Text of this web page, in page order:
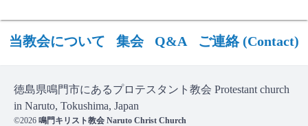
当教会について 集会 Q&A ご連絡 (Contact)
徳島県鳴門市にあるプロテスタント教会 Protestant church
in Naruto, Tokushima, Japan
©2026 鳴門キリスト教会 Naruto Christ Church